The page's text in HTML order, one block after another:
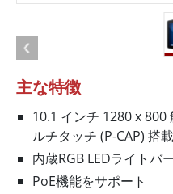
主な特徴
10.1 インチ 1280 x
ルチタッチ (P-CAP) 搭載
内蔵RGB LEDライトバ
PoE機能をサポート